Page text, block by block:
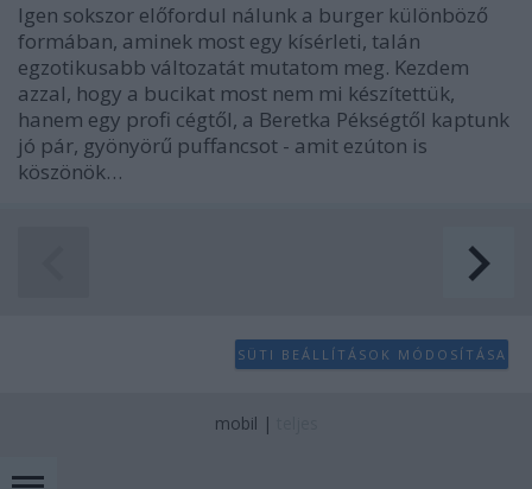
Igen sokszor előfordul nálunk a burger különböző
formában, aminek most egy kísérleti, talán
egzotikusabb változatát mutatom meg. Kezdem
azzal, hogy a bucikat most nem mi készítettük,
hanem egy profi cégtől, a Beretka Pékségtől kaptunk
jó pár, gyönyörű puffancsot - amit ezúton is
köszönök…
SÜTI BEÁLLÍTÁSOK MÓDOSÍTÁSA
mobil |